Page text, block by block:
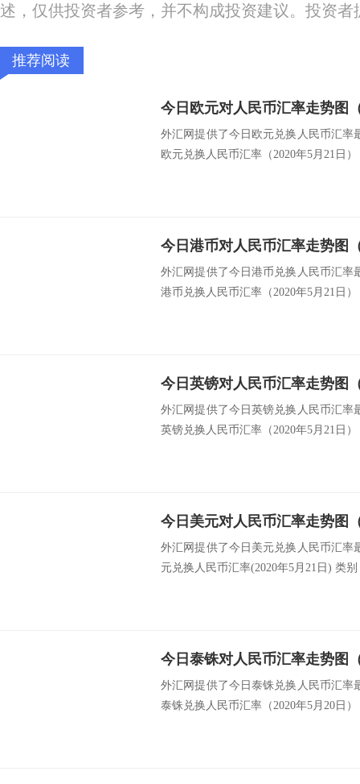
述，仅供投资者参考，并不构成投资建议。投资
推荐阅读
今日欧元对人民币汇率走势图
外汇网提供了今日欧元兑换人民币汇率
欧元兑换人民币汇率（2020年5月21日
今日港币对人民币汇率走势图
外汇网提供了今日港币兑换人民币汇率
港币兑换人民币汇率（2020年5月21日
今日英镑对人民币汇率走势图
外汇网提供了今日英镑兑换人民币汇率
英镑兑换人民币汇率（2020年5月21日
今日美元对人民币汇率走势图
外汇网提供了今日美元兑换人民币汇率
元兑换人民币汇率(2020年5月21日) 类
今日泰铢对人民币汇率走势图
外汇网提供了今日泰铢兑换人民币汇率
泰铢兑换人民币汇率（2020年5月20日